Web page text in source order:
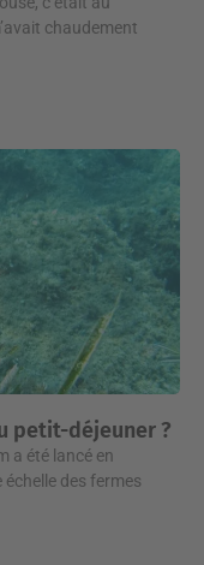
chaudement
petit-déjeuner ?
a été lancé en
des fermes